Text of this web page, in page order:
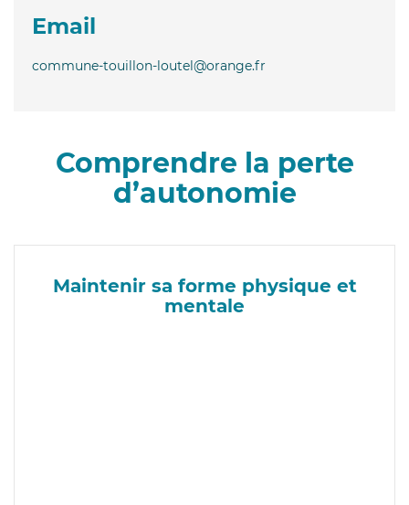
Email
commune-touillon-loutel@orange.fr
Comprendre la perte
d’autonomie
Maintenir sa forme physique et
mentale